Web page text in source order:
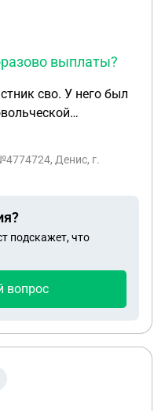
выплаты?
также ветеран
обороны.
Денис, г.
подскажет, что
вопрос